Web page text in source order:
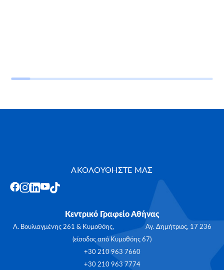
ΑΚΟΛΟΥΘΗΣΤΕ ΜΑΣ
Κεντρικό Γραφείο Αθήνας
Λ. Βουλιαγμένης 261 & Κυμοθόης, Αγ. Δημήτριος, 17 236
(είσοδος από Κυμοθόης 67)
+30 210 963 7660
+30 210 963 7774